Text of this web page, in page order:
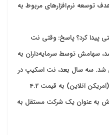
توسعه نرم‌افزارهای مربوط به
کرد؟ پاسخ: وقتی نت
1995 مشهور شد، سهامش توسط سرمایه‌داران به
شد. سه سال بعد، نت اسکیپ در
(امریکن آنلاین) به قیمت 4.2
به عنوان یک شرکت مستقل به